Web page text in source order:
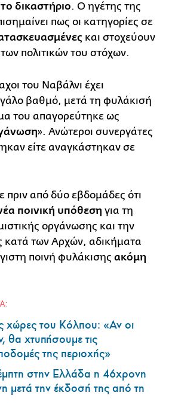
δικαστήριο. Ο ηγέτης της
πως οι κατηγορίες σε
και στοχεύουν
πολιτικών του στόχων.
του Ναβάλνι έχει
βαθμό, μετά τη φυλάκισή
του απαγορεύτηκε ως
». Ανώτεροι συνεργάτες
είτε αναγκάστηκαν σε
από δύο εβδομάδες ότι
ποινική υπόθεση για τη
οργάνωσης και την
κατά των Αρχών, αδικήματα
ποινή φυλάκισης ακόμη
χώρες του Κόλπου: «Αν οι
θα χτυπήσουμε τις
της περιοχής»
στην Ελλάδα η 46χρονη
μετά την έκδοσή της από τη